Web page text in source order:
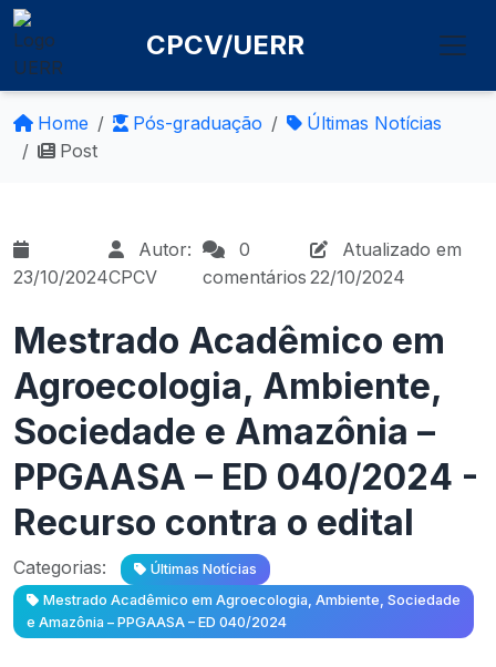
CPCV/UERR
Home Pós-graduação
Últimas Notícias
Post
23/10/2024
Autor:
CPCV
0
comentários
Atualizado em
22/10/2024
Mestrado Acadêmico em
Agroecologia, Ambiente,
Sociedade e Amazônia –
PPGAASA – ED 040/2024 -
Recurso contra o edital
Categorias:
Últimas Notícias
Mestrado Acadêmico em Agroecologia, Ambiente, Sociedade
e Amazônia – PPGAASA – ED 040/2024